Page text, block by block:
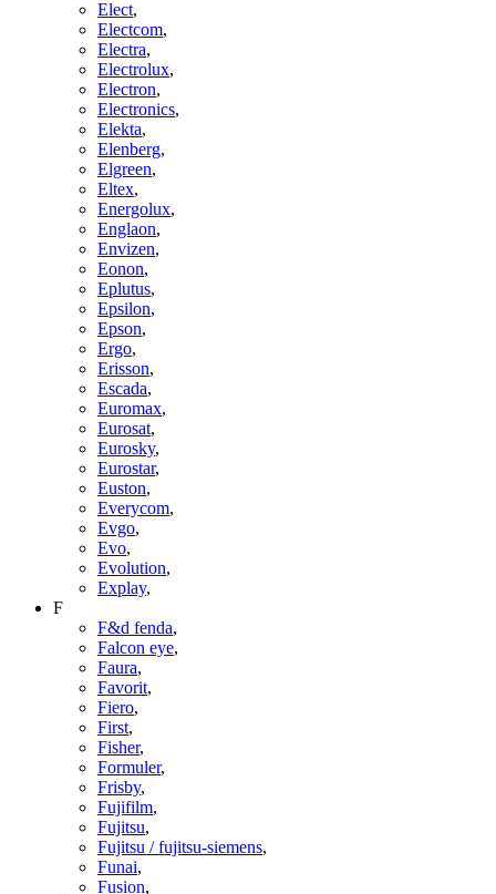
Elect,
Electcom,
Electra,
Electrolux,
Electron,
Electronics,
Elekta,
Elenberg,
Elgreen,
Eltex,
Energolux,
Englaon,
Envizen,
Eonon,
Eplutus,
Epsilon,
Epson,
Ergo,
Erisson,
Escada,
Euromax,
Eurosat,
Eurosky,
Eurostar,
Euston,
Everycom,
Evgo,
Evo,
Evolution,
Explay,
F
F&d fenda,
Falcon eye,
Faura,
Favorit,
Fiero,
First,
Fisher,
Formuler,
Frisby,
Fujifilm,
Fujitsu,
Fujitsu / fujitsu-siemens,
Funai,
Fusion,